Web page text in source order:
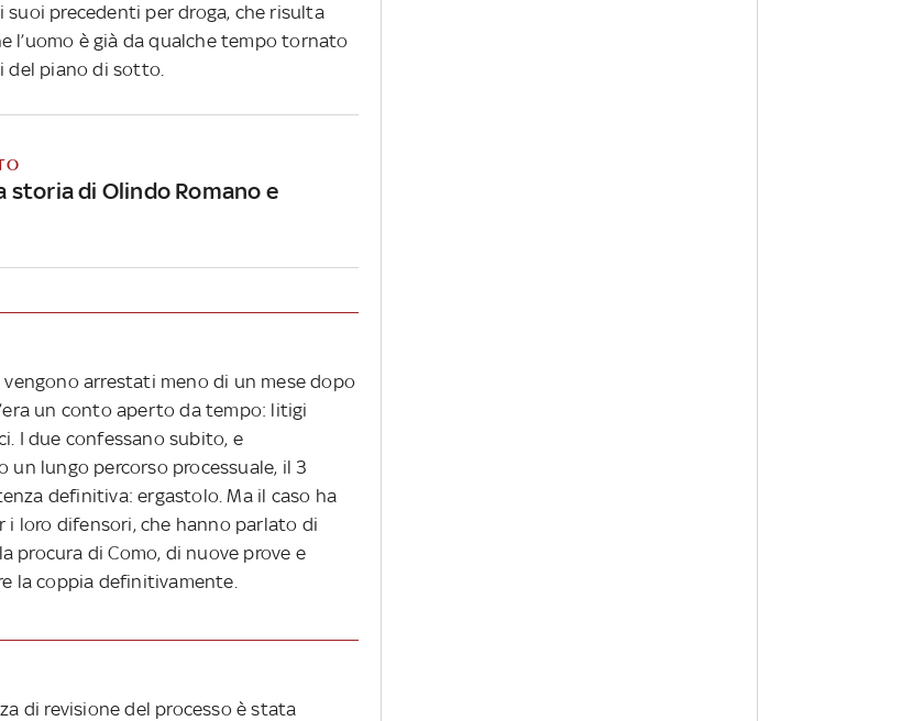
suoi precedenti per droga, che risulta
l’uomo è già da qualche tempo tornato
del piano di sotto.
storia di Olindo Romano e
vengono arrestati meno di un mese dopo
un conto aperto da tempo: litigi
I due confessano subito, e
lungo percorso processuale, il 3
definitiva: ergastolo. Ma il caso ha
loro difensori, che hanno parlato di
procura di Como, di nuove prove e
la coppia definitivamente.
di revisione del processo è stata